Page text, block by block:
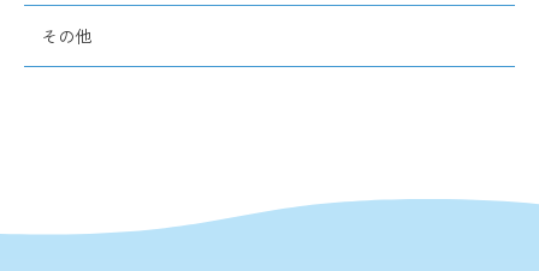
その他